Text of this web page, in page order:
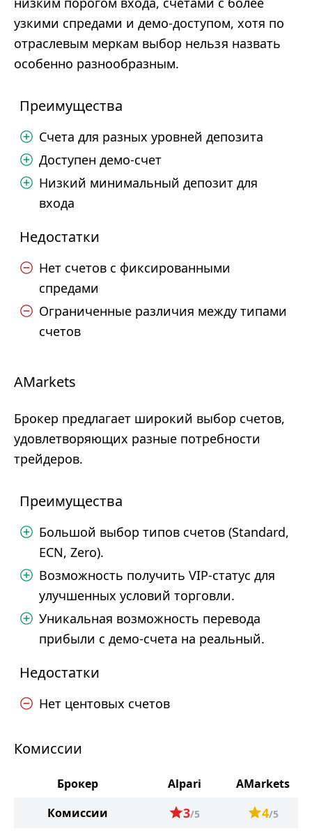
узкими спредами и демо-доступом, хотя по
отраслевым меркам выбор нельзя назвать
особенно разнообразным.
Преимущества
Счета для разных уровней депозита
Доступен демо-счет
Низкий минимальный депозит для
входа
Недостатки
Нет счетов с фиксированными
спредами
Ограниченные различия между типами
счетов
AMarkets
Брокер предлагает широкий выбор счетов,
удовлетворяющих разные потребности
трейдеров.
Преимущества
Большой выбор типов счетов (Standard,
ECN, Zero).
Возможность получить VIP-статус для
улучшенных условий торговли.
Уникальная возможность перевода
прибыли с демо-счета на реальный.
Недостатки
Нет центовых счетов
Комиссии
Брокер Alpari
AMarkets
Комиссии
3/5 4/5